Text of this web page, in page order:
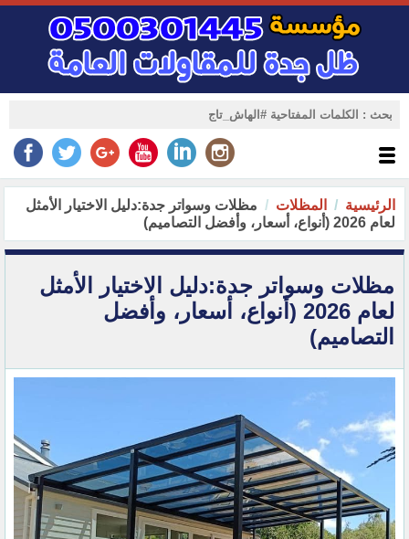
الرئيسية المظلات
مظلات وسواتر جدة:دليل الاختيار الأمثل
لعام 2026 (أنواع، أسعار، وأفضل التصاميم)
مظلات وسواتر جدة:دليل الاختيار الأمثل
لعام 2026 (أنواع، أسعار، وأفضل
التصاميم)